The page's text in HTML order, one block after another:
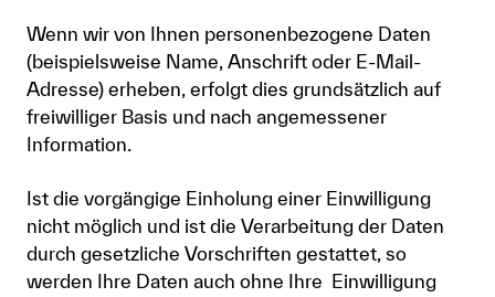
Wenn wir von Ihnen personenbezogene Daten
(beispielsweise Name, Anschrift oder E-Mail-
Adresse) erheben, erfolgt dies grundsätzlich auf
freiwilliger Basis und nach angemessener
Information.
Ist die vorgängige Einholung einer Einwilligung
nicht möglich und ist die Verarbeitung der Daten
durch gesetzliche Vorschriften gestattet, so
werden Ihre Daten auch ohne Ihre Einwilligung